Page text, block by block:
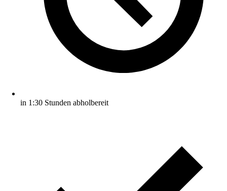
in 1:30 Stunden abholbereit